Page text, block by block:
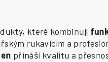
které kombinují
rukavicím a
přináší kvalitu a